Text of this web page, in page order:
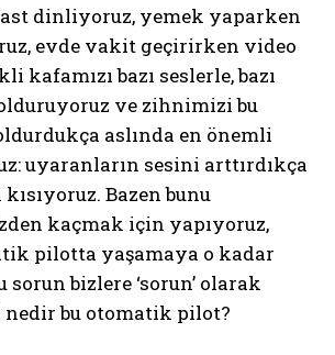
dinliyoruz, yemek yaparken
evde vakit geçirirken video
kafamızı bazı seslerle, bazı
ve zihnimizi bu
aslında en önemli
uyaranların sesini arttırdıkça
Bazen bunu
kaçmak için yapıyoruz,
pilotta yaşamaya o kadar
sorun bizlere ‘sorun’ olarak
bu otomatik pilot?